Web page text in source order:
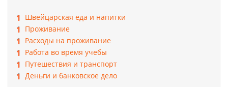
Швейцарская еда и напитки
Проживание
Расходы на проживание
Работа во время учебы
Путешествия и транспорт
Деньги и банковское дело